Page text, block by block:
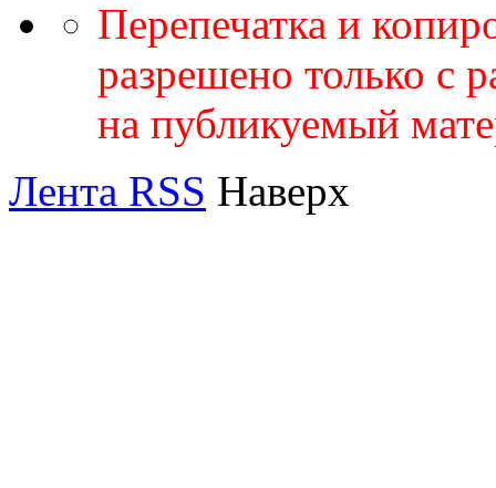
Перепечатка и
разрешено только с
на публикуемый
Лента RSS Наверх